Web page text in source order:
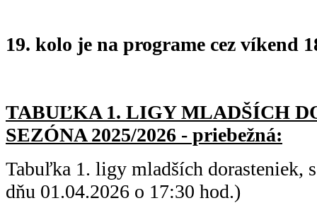
19. kolo je na programe cez víkend
TABUĽKA 1. LIGY MLADŠÍCH
SEZÓNA 2025/2026 - priebežná:
Tabuľka 1. ligy mladších dorasteniek,
dňu 01.04.2026 o 17:30 hod.)